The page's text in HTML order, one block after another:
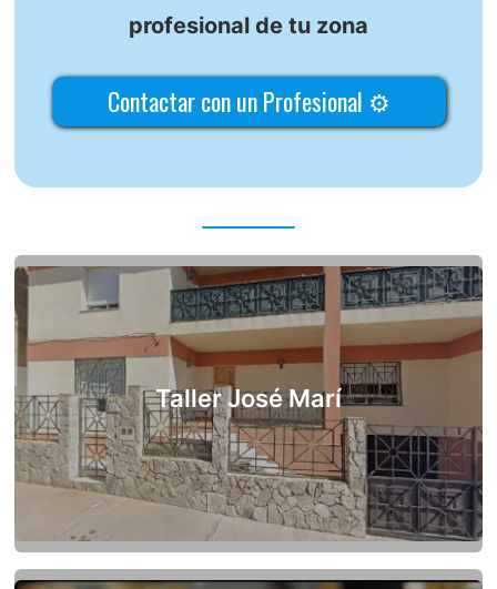
profesional de tu zona
Contactar con un Profesional ⚙
Taller José Marí